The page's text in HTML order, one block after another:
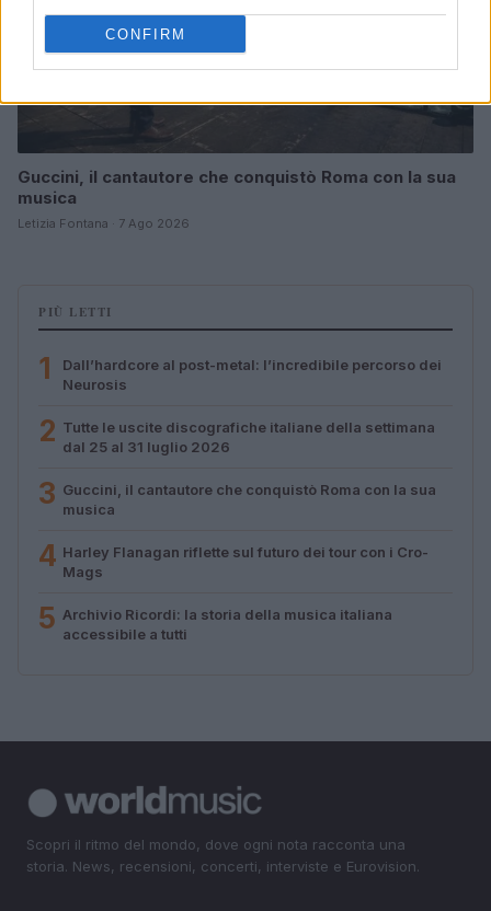
CONFIRM
Guccini, il cantautore che conquistò Roma con la sua
musica
Letizia Fontana · 7 Ago 2026
PIÙ LETTI
1
Dall’hardcore al post-metal: l’incredibile percorso dei
Neurosis
2 Tutte le uscite discografiche italiane della settimana
dal 25 al 31 luglio 2026
3 Guccini, il cantautore che conquistò Roma con la sua
musica
4 Harley Flanagan riflette sul futuro dei tour con i Cro-
Mags
5 Archivio Ricordi: la storia della musica italiana
accessibile a tutti
Scopri il ritmo del mondo, dove ogni nota racconta una
storia. News, recensioni, concerti, interviste e Eurovision.